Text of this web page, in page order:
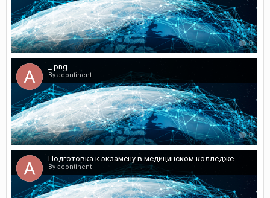
0
_.png
By acontinent
0
Подготовка к экзамену в медицинском колледже
By acontinent